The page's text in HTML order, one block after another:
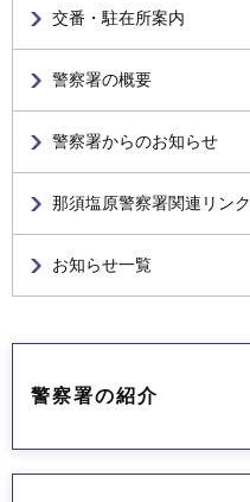
交番・駐在所案内
警察署の概要
警察署からのお知らせ
那須塩原警察署関連リンク
お知らせ一覧
警察署の紹介